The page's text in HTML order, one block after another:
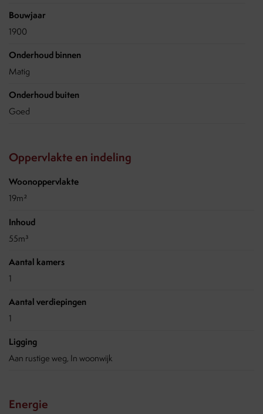
Bouwjaar
1900
Onderhoud binnen
Matig
Onderhoud buiten
Goed
Oppervlakte en indeling
Woonoppervlakte
19m²
Inhoud
55m³
Aantal kamers
1
Aantal verdiepingen
1
Ligging
Aan rustige weg, In woonwijk
Energie